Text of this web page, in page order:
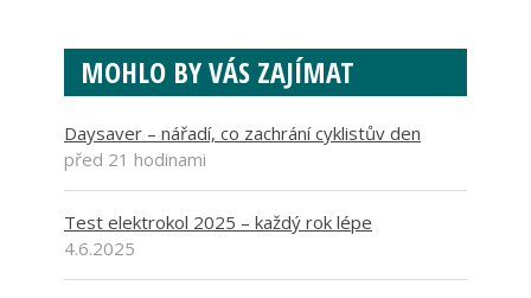
MOHLO BY VÁS ZAJÍMAT
Daysaver – nářadí, co zachrání cyklistův den
před 21 hodinami
Test elektrokol 2025 – každý rok lépe
4.6.2025